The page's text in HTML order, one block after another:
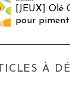
[JEUX] Olé
pour
À